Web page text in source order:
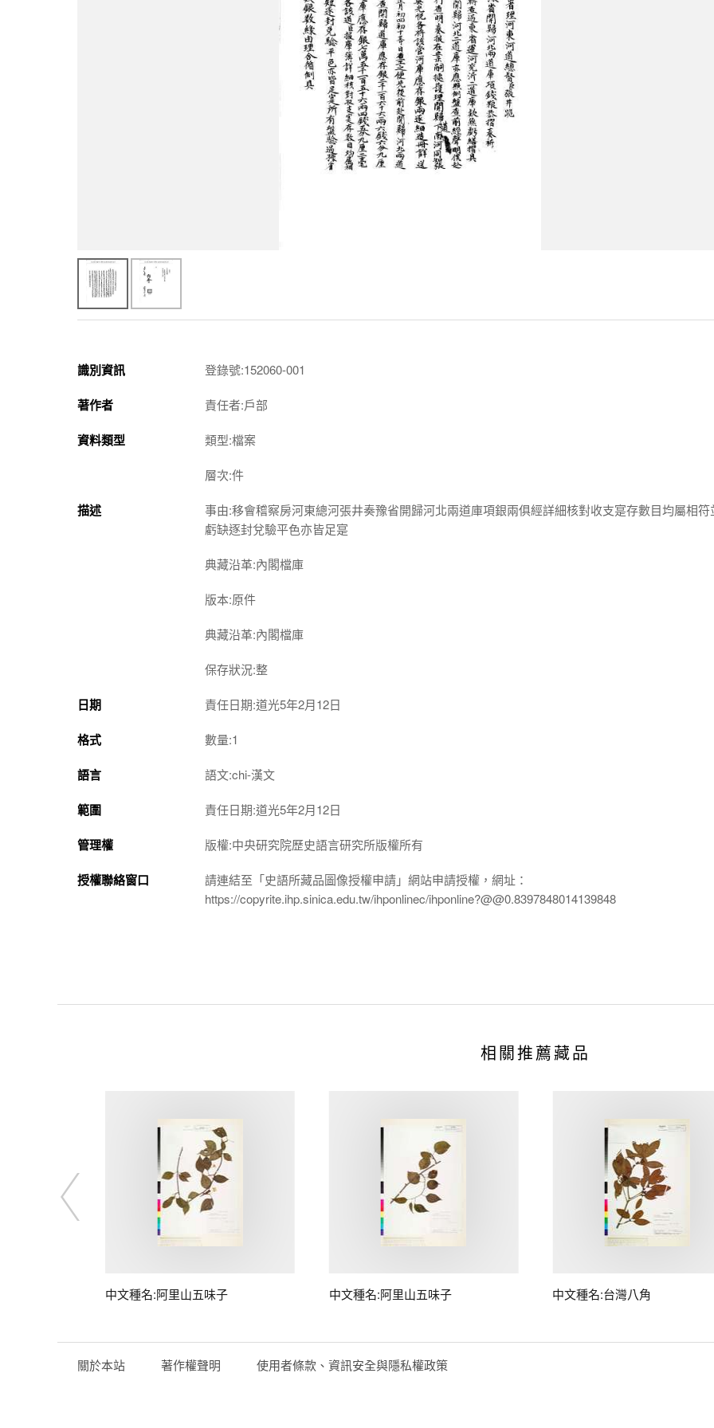
識別資訊 登錄號:152060-001
著作者 責任者:戶部
資料類型 類型:檔案
層次:件
描述
事由:移會稽察房河東總河張井奏豫省開歸河北兩道庫項銀兩俱經詳細核對收支寔存數目均屬相符
虧缺逐封兌驗平色亦皆足寔
典藏沿革:內閣檔庫
版本:原件
典藏沿革:內閣檔庫
保存狀況:整
日期 責任日期:道光5年2月12日
格式 數量:1
語言 語文:chi-漢文
範圍 責任日期:道光5年2月12日
管理權 版權:中央研究院歷史語言研究所版權所有
授權聯絡窗口
請連結至「史語所藏品圖像授權申請」網站申請授權，網址：
https://copyrite.ihp.sinica.edu.tw/ihponlinec/ihponline?@@0.8397848014139848
相關推薦藏品
中文種名:阿里山五味子 中文種名:阿里山五味子 中文種名:台灣八角
關於本站 著作權聲明 使用者條款、資訊安全與隱私權政策